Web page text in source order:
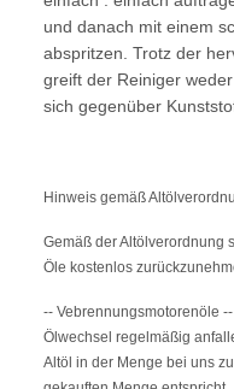
und danach mit einem
abspritzen. Trotz der
greift der Reiniger
sich gegenüber
Hinweis gemäß
Gemäß der Altölverordnung
Öle kostenlos
-- Vebrennungsmotorenöle
Ölwechsel regelmäßig
Altöl in der Menge bei uns